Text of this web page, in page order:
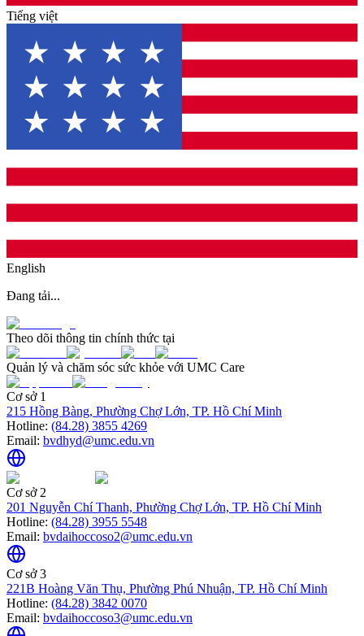
Tiếng việt
English
Đang tải...
Theo dõi thông tin chính thức tại
Quản lý và chăm sóc sức khỏe với UMC Care
Cơ sở 1
215 Hồng Bàng, Phường Chợ Lớn, TP. Hồ Chí Minh
Hotline: (84.28) 3855 4269
Email: bvdhyd@umc.edu.vn
Cơ sở 2
201 Nguyễn Chí Thanh, Phường Chợ Lớn, TP. Hồ Chí Minh
Hotline: (84.28) 3955 5548
Email: bvdaihoccoso2@umc.edu.vn
Cơ sở 3
221B Hoàng Văn Thụ, Phường Phú Nhuận, TP. Hồ Chí Minh
Hotline: (84.28) 3842 0070
Email: bvdaihoccoso3@umc.edu.vn